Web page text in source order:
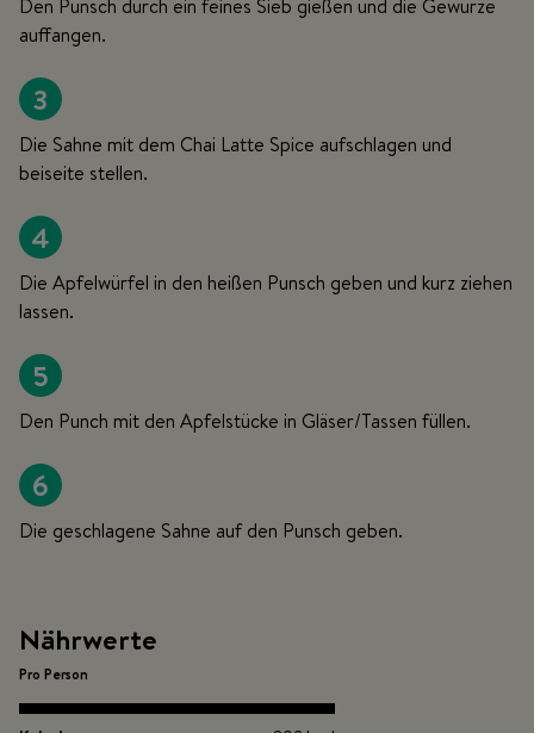
Den Punsch durch ein feines Sieb gießen und die Gewürze
auffangen.
3
Die Sahne mit dem Chai Latte Spice aufschlagen und
beiseite stellen.
4
Die Apfelwürfel in den heißen Punsch geben und kurz ziehen
lassen.
5
Den Punch mit den Apfelstücke in Gläser/Tassen füllen.
6
Die geschlagene Sahne auf den Punsch geben.
Nährwerte
Pro Person